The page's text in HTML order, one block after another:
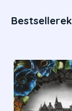
Bestsellerek